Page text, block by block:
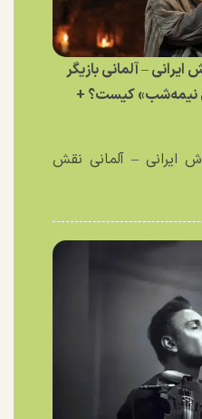
ایرانی – آلمانی بازیگر
نیمه‌شب» کیست؟ +
ایرانی – آلمانی نقش